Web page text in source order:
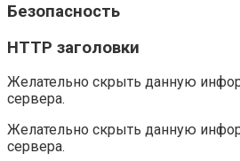
Безопасность
HTTP заголовки
Желательно скрыть данную
сервера.
Желательно скрыть данную
сервера.